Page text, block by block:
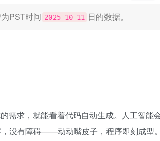
PST时间 2025-10-11 日的数据。
需求，就能看着代码自动生成。人工智能
没有障碍——动动嘴皮子，程序即刻成型